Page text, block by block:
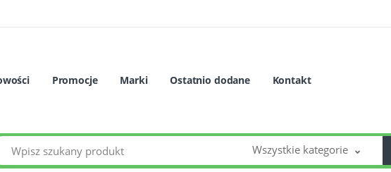
Promocje Marki Ostatnio dodane Kontakt
Wszystkie kategorie